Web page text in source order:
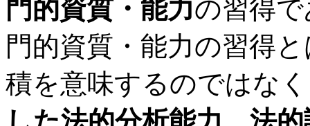
門的資質・能力の習得
門的資質・能力の習得
積を意味するのではな